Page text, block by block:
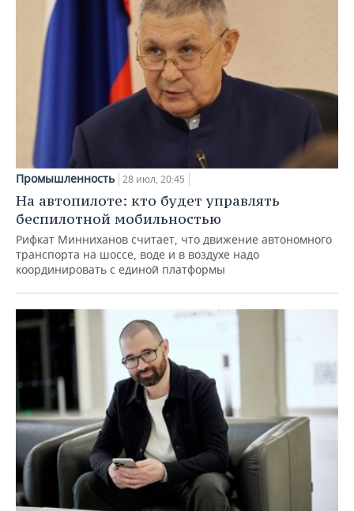
Промышленность 28 июл, 20:45
На автопилоте: кто будет управлять
беспилотной мобильностью
Рифкат Минниханов считает, что движение автономного
транспорта на шоссе, воде и в воздухе надо
координировать с единой платформы